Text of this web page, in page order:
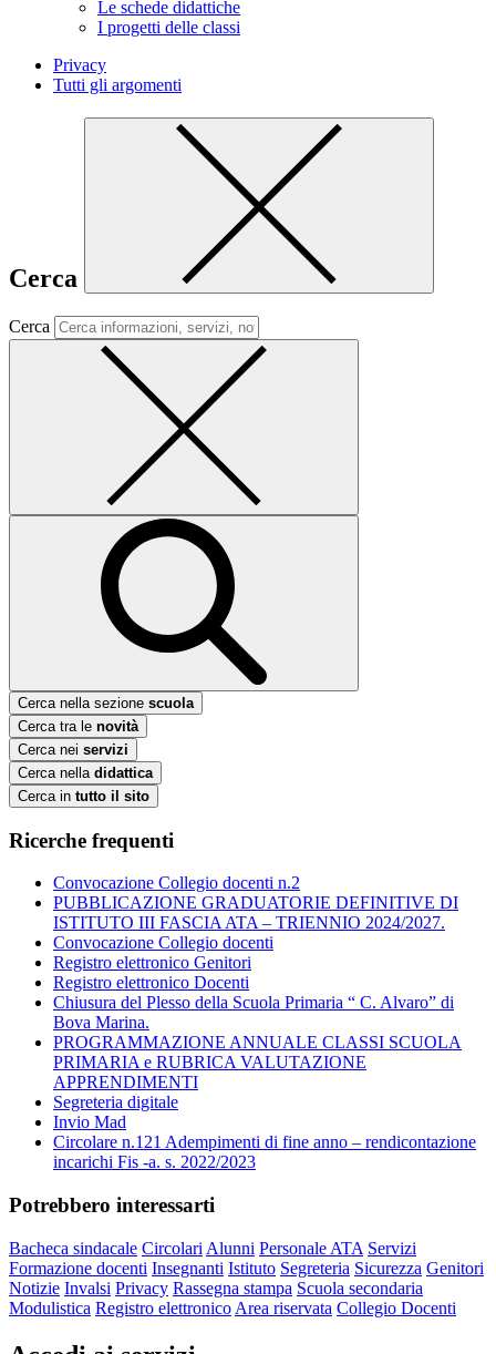
Le schede didattiche
I progetti delle classi
Privacy
Tutti gli argomenti
Cerca
Cerca
Cerca nella sezione scuola
Cerca tra le novità
Cerca nei servizi
Cerca nella didattica
Cerca in tutto il sito
Ricerche frequenti
Convocazione Collegio docenti n.2
PUBBLICAZIONE GRADUATORIE DEFINITIVE DI
ISTITUTO III FASCIA ATA – TRIENNIO 2024/2027.
Convocazione Collegio docenti
Registro elettronico Genitori
Registro elettronico Docenti
Chiusura del Plesso della Scuola Primaria “ C. Alvaro” di
Bova Marina.
PROGRAMMAZIONE ANNUALE CLASSI SCUOLA
PRIMARIA e RUBRICA VALUTAZIONE
APPRENDIMENTI
Segreteria digitale
Invio Mad
Circolare n.121 Adempimenti di fine anno – rendicontazione
incarichi Fis -a. s. 2022/2023
Potrebbero interessarti
Bacheca sindacale Circolari Alunni Personale ATA Servizi
Formazione docenti Insegnanti Istituto Segreteria Sicurezza Genitori
Notizie Invalsi Privacy Rassegna stampa Scuola secondaria
Modulistica Registro elettronico Area riservata Collegio Docenti